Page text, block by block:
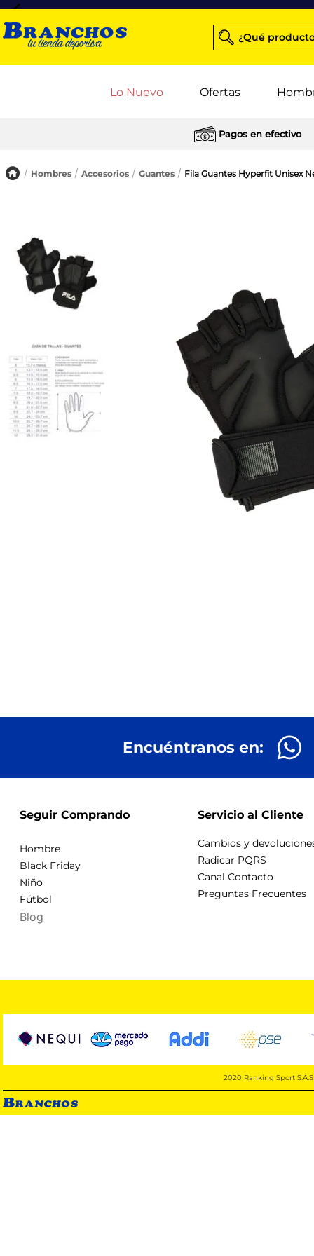
¿Qué
Lo Nuevo Ofertas
Pagos en efectivo
Hombres Accesorios Guantes Fila Guantes Hyperfit Unisex
Encuéntranos en:
Seguir Comprando
Hombre
Black Friday
Niño
Fútbol
Blog
Servicio al Cliente
Cambios y
Radicar PQRS
Canal Contacto
Preguntas Frecuentes
2020 Ranking Sport